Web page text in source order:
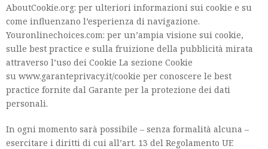
AboutCookie.org: per ulteriori informazioni sui cookie e su
come influenzano l’esperienza di navigazione.
Youronlinechoices.com: per un’ampia visione sui cookie,
sulle best practice e sulla fruizione della pubblicità mirata
attraverso l’uso dei Cookie La sezione Cookie
su www.garanteprivacy.it/cookie per conoscere le best
practice fornite dal Garante per la protezione dei dati
personali.
In ogni momento sarà possibile – senza formalità alcuna –
esercitare i diritti di cui all’art. 13 del Regolamento UE